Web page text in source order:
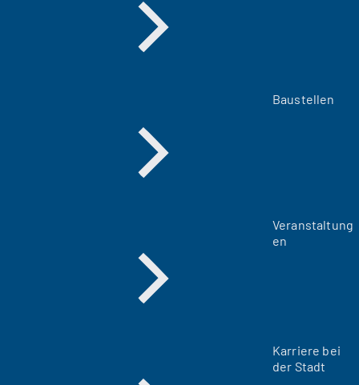
Baustellen
Veranstaltung
en
Karriere bei
der Stadt